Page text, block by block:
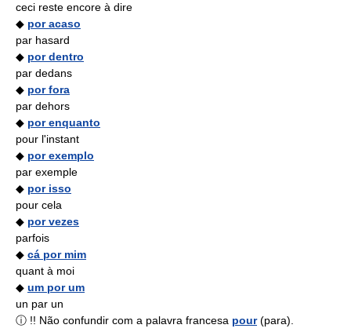
ceci reste encore à dire
◆ por acaso
par hasard
◆ por dentro
par dedans
◆ por fora
par dehors
◆ por enquanto
pour l'instant
◆ por exemplo
par exemple
◆ por isso
pour cela
◆ por vezes
parfois
◆ cá por mim
quant à moi
◆ um por um
un par un
ⓘ !! Não confundir com a palavra francesa pour(para).